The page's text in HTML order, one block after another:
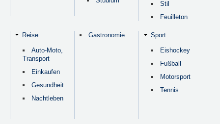
Stil
Feuilleton
Reise
Auto-Moto,
Transport
Einkaufen
Gesundheit
Nachtleben
Gastronomie Sport
Eishockey
Fußball
Motorsport
Tennis